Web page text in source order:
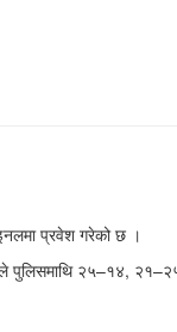
प्रवेश गरेको छ ।
पुलिसमाथि २५–१४,